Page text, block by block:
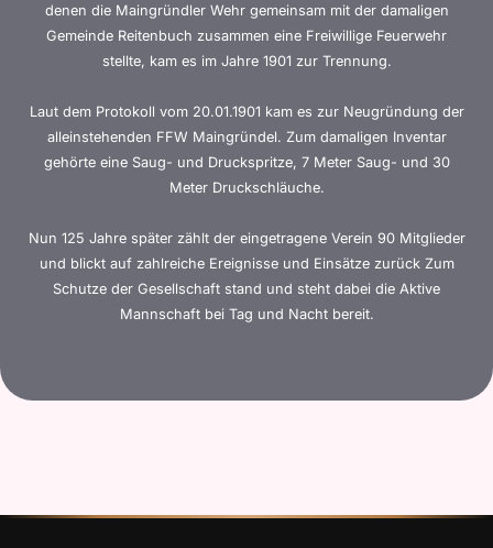
denen die Maingründler Wehr gemeinsam mit der damaligen
Gemeinde Reitenbuch zusammen eine Freiwillige Feuerwehr
stellte, kam es im Jahre 1901 zur Trennung.
Laut dem Protokoll vom 20.01.1901 kam es zur Neugründung der
alleinstehenden FFW Maingründel. Zum damaligen Inventar
gehörte eine Saug- und Druckspritze, 7 Meter Saug- und 30
Meter Druckschläuche.
Nun 125 Jahre später zählt der eingetragene Verein 90 Mitglieder
und blickt auf zahlreiche Ereignisse und Einsätze zurück Zum
Schutze der Gesellschaft stand und steht dabei die Aktive
Mannschaft bei Tag und Nacht bereit.